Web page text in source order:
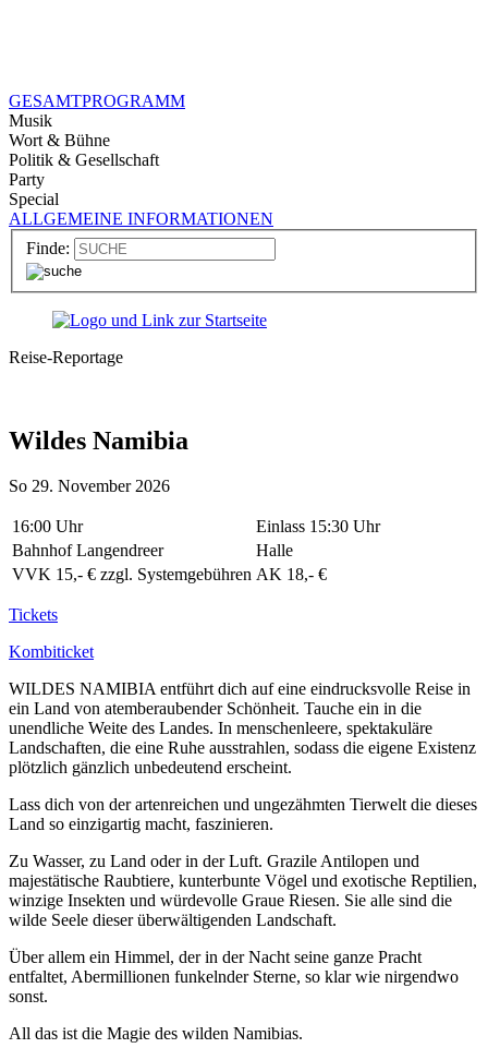
GESAMTPROGRAMM
Musik
Wort & Bühne
Politik & Gesellschaft
Party
Special
ALLGEMEINE INFORMATIONEN
Finde:
Reise-Reportage
Wildes Namibia
So 29. November 2026
16:00 Uhr
Einlass 15:30 Uhr
Bahnhof Langendreer
Halle
VVK 15,- € zzgl. Systemgebühren AK 18,- €
Tickets
Kombiticket
WILDES NAMIBIA entführt dich auf eine eindrucksvolle Reise in
ein Land von atemberaubender Schönheit. Tauche ein in die
unendliche Weite des Landes. In menschenleere, spektakuläre
Landschaften, die eine Ruhe ausstrahlen, sodass die eigene Existenz
plötzlich gänzlich unbedeutend erscheint.
Lass dich von der artenreichen und ungezähmten Tierwelt die dieses
Land so einzigartig macht, faszinieren.
Zu Wasser, zu Land oder in der Luft. Grazile Antilopen und
majestätische Raubtiere, kunterbunte Vögel und exotische Reptilien,
winzige Insekten und würdevolle Graue Riesen. Sie alle sind die
wilde Seele dieser überwältigenden Landschaft.
Über allem ein Himmel, der in der Nacht seine ganze Pracht
entfaltet, Abermillionen funkelnder Sterne, so klar wie nirgendwo
sonst.
All das ist die Magie des wilden Namibias.